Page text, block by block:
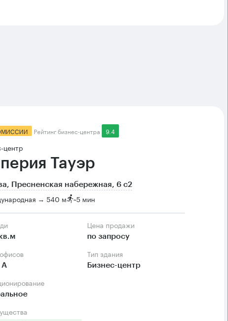
Рейтинг бизнес-центра 9.4
центр
Тауэр
Пресненская набережная, 6 с2
→ 540 м ~5 мин
Цена продажи
по запросу
А
Тип здания
Бизнес-центр